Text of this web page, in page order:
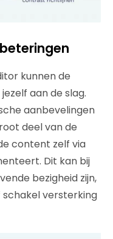
kunnen de
aan de slag.
aanbevelingen
deel van de
content zelf via
Dit kan bij
bezigheid zijn,
versterking